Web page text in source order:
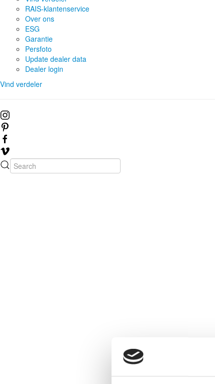
RAIS-klantenservice
Over ons
ESG
Garantie
Persfoto
Update dealer data
Dealer login
Vind verdeler